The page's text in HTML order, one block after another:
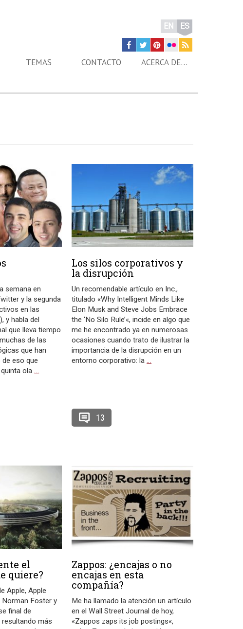
EN ES
TEMAS CONTACTO ACERCA DE…
semana en
y la segunda
en las
y habla del
que lleva tiempo
de las
que han
eso que
quinta ola…
Los silos corporativos y
la disrupción
Un recomendable artículo en Inc.,
titulado «Why Intelligent Minds Like
Elon Musk and Steve Jobs Embrace
the ‘No Silo Rule’«, incide en algo que
me he encontrado ya en numerosas
ocasiones cuando trato de ilustrar la
importancia de la disrupción en un
entorno corporativo: la…
13
el
quiere?
Apple, Apple
Norman Foster y
final de
más
Zappos: ¿encajas o no
encajas en esta
compañía?
Me ha llamado la atención un artículo
en el Wall Street Journal de hoy,
«Zappos zaps its job postings«,